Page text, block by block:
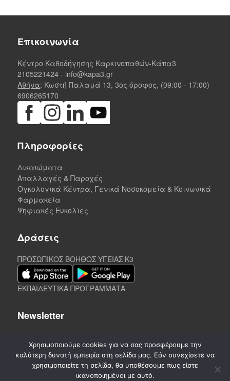
Επικοινωνία
Κέντρο Καθοδήγησης Καρκινοπαθών-Κάπα3
2105221424 - info@kapa3.gr
Αθήνα: Κωστή Παλαμά 13, 3ος όροφος, (09:00 - 17:00)
6906265170
Πληροφορίες
Δικαιώματα
Απαλλαγές & Παροχές
Ογκολογικά Κέντρα, Γενικά Νοσοκομεία & Κοινωνικά
Φαρμακεία
Ψηφιακές Ευκολίες
Δράσεις
ΠΡΟΣΩΠΙΚΟΣ ΒΟΗΘΟΣ ΥΓΕΙΑΣ K3
ΕΚΠΑΙΔΕΥΤΙΚΑ ΠΡΟΓΡΑΜΜΑΤΑ
Newsletter
Χρησιμοποιούμε cookies για να σας προσφέρουμε την
καλύτερη δυνατή εμπειρία στη σελίδα μας. Εάν συνεχίσετε να
χρησιμοποιείτε τη σελίδα, θα υποθέσουμε πως είστε
ικανοποιημένοι με αυτό.